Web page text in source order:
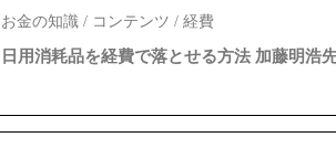
日用消耗品を経費で落とせる方法 加藤明浩
お金の知識 / コンテンツ / 経費